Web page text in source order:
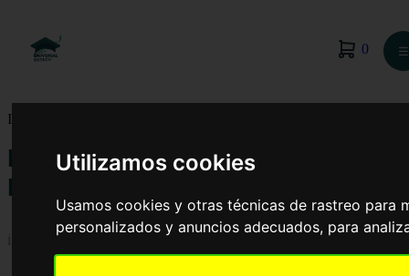
Utilizamos cookies
Usamos cookies y otras técnicas de rastreo para
personalizados y anuncios adecuados, para
0 ☰
Inicio
Navegación Marítima y
Embarcaciones